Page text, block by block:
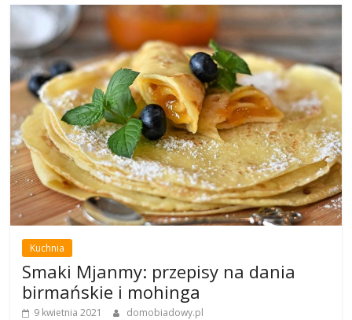
Kuchnia
Smaki Mjanmy: przepisy na dania
birmańskie i mohinga
9 kwietnia 2021 domobiadowy.pl